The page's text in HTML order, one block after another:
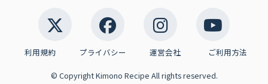
利用規約 プライバシー 運営会社 ご利用方法
© Copyright Kimono Recipe All rights reserved.